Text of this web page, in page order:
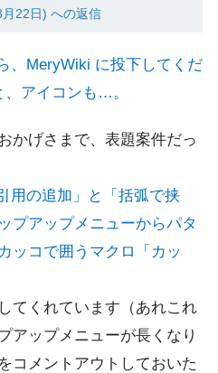
22日) への返信
、MeryWiki に投下してくだ
アイコンも…。
かげさまで、表題案件だっ
用の追加」と「括弧で挟
プアップメニューからパタ
ッコで囲うマクロ「カッ
てくれています（あれこれ
アップメニューが長くなり
コメントアウトしておいた